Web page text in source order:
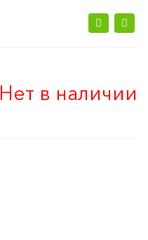
Нет в наличии